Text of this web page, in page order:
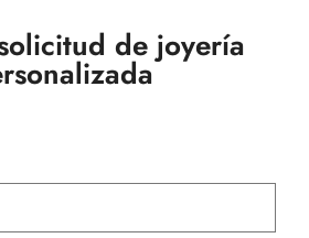
de joyería